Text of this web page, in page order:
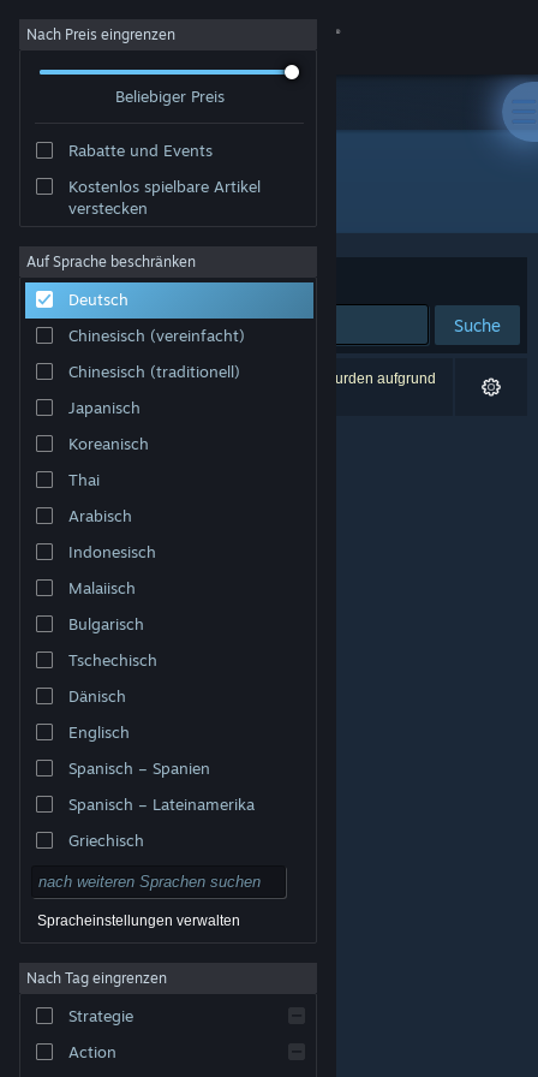
Anmelden
Info
Support
Sprache ändern
Steam-Mobile-App herunterladen
Desktopversion anzeigen
© Valve Corporation. Alle Rechte vorbehalten. Alle
USA und anderen Ländern.
Rechtliches
Barrierefreiheit
Nutzungsvertrag
Nach Preis eingrenzen
Beliebiger Preis
Rabatte und Events
Kostenlos spielbare Artikel
verstecken
Auf Sprache beschränken
Deutsch
Chinesisch (vereinfacht)
Chinesisch (traditionell)
Japanisch
Koreanisch
Thai
Arabisch
Indonesisch
Malaiisch
Bulgarisch
Tschechisch
Dänisch
Englisch
Spanisch – Spanien
Spanisch – Lateinamerika
Griechisch
Spracheinstellungen verwalten
Nach Tag eingrenzen
Strategie
Action
Entwickler: Miksapix Interactive
Sortieren nach Relevanz
Suche
0 Ergebnisse entsprechen Ihrer Suche. 2 Titel wurden aufgrund
Ihrer Einstellungen ausgeschlossen.